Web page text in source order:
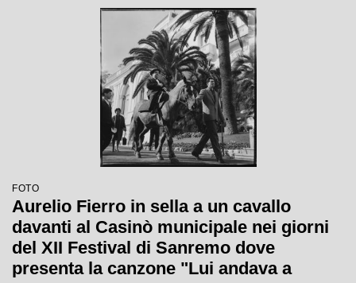
FOTO
Aurelio Fierro in sella a un cavallo
davanti al Casinò municipale nei giorni
del XII Festival di Sanremo dove
presenta la canzone "Lui andava a